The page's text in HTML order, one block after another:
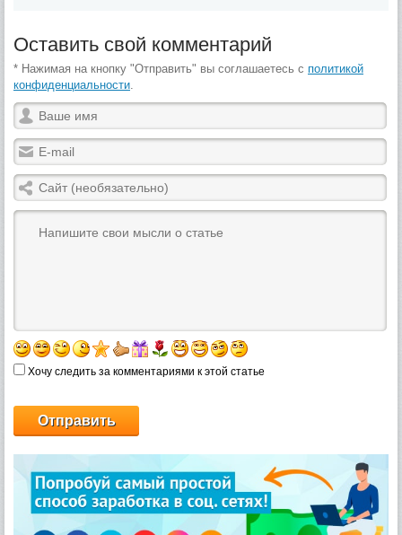
Оставить свой комментарий
* Нажимая на кнопку "Отправить" вы соглашаетесь с политикой
конфиденциальности.
Хочу следить за комментариями к этой статье